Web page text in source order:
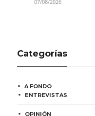
07/08/2026
Categorías
A FONDO
ENTREVISTAS
OPINIÓN